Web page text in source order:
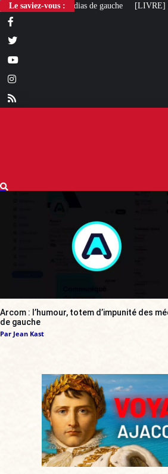
Le saviez-vous :[LIVRE] L’autobiographie
Arcom : l’humour, totem d’impunité des
de gauche
Par Jean Kast